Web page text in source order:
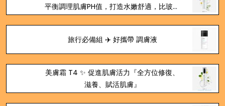
平衡調理肌膚PH值，打造水嫩舒適，比玻尿
旅行必備組 ✈️ 好攜帶 調膚液
美膚霜 T4 ✨ 促進肌膚活力『全方位修復、
滋養、賦活肌膚』